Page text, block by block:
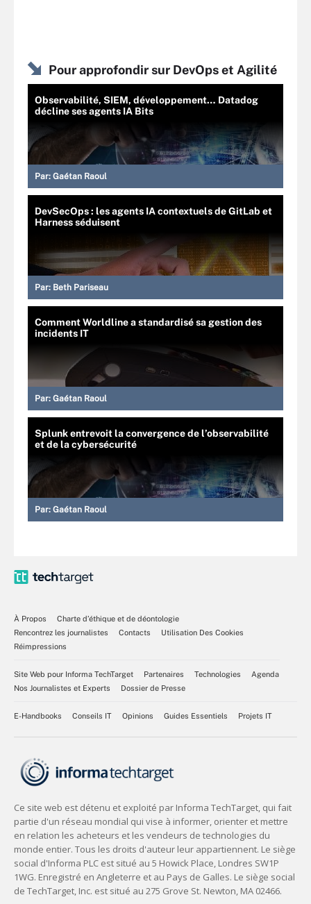
Pour approfondir sur DevOps et Agilité
Observabilité, SIEM, développement… Datadog
décline ses agents IA Bits
Par: Gaétan Raoul
DevSecOps : les agents IA contextuels de GitLab et
Harness séduisent
Par: Beth Pariseau
Comment Worldline a standardisé sa gestion des
incidents IT
Par: Gaétan Raoul
Splunk entrevoit la convergence de l’observabilité
et de la cybersécurité
Par: Gaétan Raoul
À Propos
Charte d’éthique et de déontologie
Rencontrez les journalistes
Contacts
Utilisation Des Cookies
Réimpressions
Site Web pour Informa TechTarget Partenaires Technologies
Agenda
Nos Journalistes et Experts
Dossier de Presse
E-Handbooks Conseils IT Opinions Guides Essentiels Projets IT